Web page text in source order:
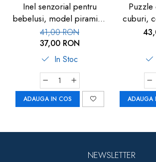
Inel senzorial pentru
bebelusi, model piramida
colorata, cu bile de lemn,
Goki
41,00 RON
37,00 RON
In Stoc
ADAUGA IN COS
cuburi,
modele
ADAUGA
NEWSLETTER